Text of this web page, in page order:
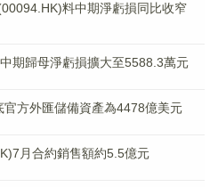
料中期淨虧損同比收窄
期歸母淨虧損擴大至5588.3萬元
方外匯儲備資產為4478億美元
月合約銷售額約5.5億元